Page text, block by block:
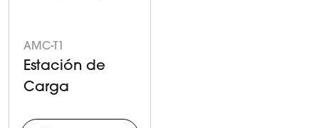
AMC-T1
Estación de
Carga